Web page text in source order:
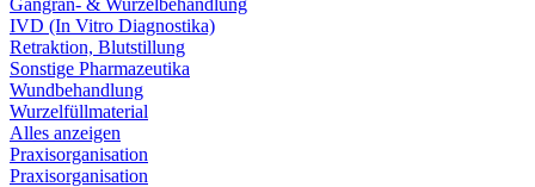
Gangrän- & Wurzelbehandlung
IVD (In Vitro Diagnostika)
Retraktion, Blutstillung
Sonstige Pharmazeutika
Wundbehandlung
Wurzelfüllmaterial
Alles anzeigen
Praxisorganisation
Praxisorganisation